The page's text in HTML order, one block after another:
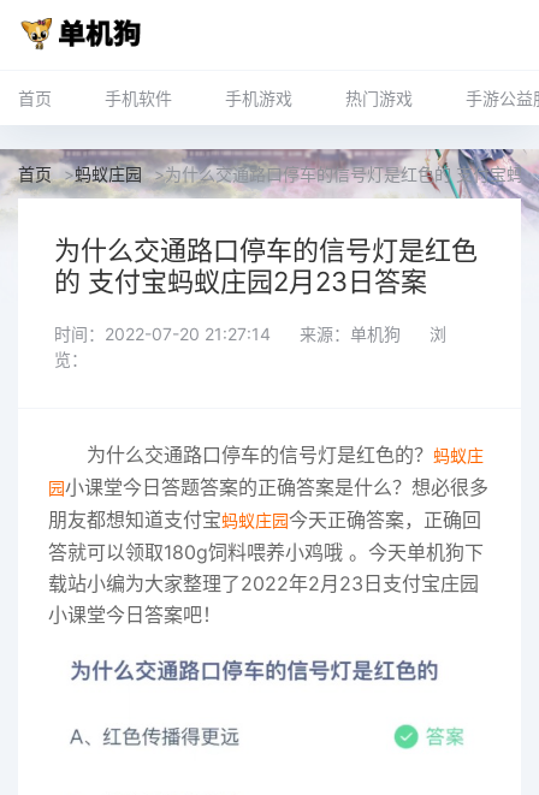
首页 手机软件 手机游戏 热门游戏 手游公益
首页 >蚂蚁庄园 >为什么交通路口停车的信号灯是红色的 支付宝蚂
为什么交通路口停车的信号灯是红色
的 支付宝蚂蚁庄园2月23日答案
时间：2022-07-20 21:27:14 来源：单机狗
浏
览：
为什么交通路口停车的信号灯是红色的？ 蚂蚁庄
园小课堂今日答题答案的正确答案是什么？想必很多
朋友都想知道支付宝蚂蚁庄园今天正确答案，正确回
答就可以领取180g饲料喂养小鸡哦 。今天单机狗下
载站小编为大家整理了2022年2月23日支付宝庄园
小课堂今日答案吧！